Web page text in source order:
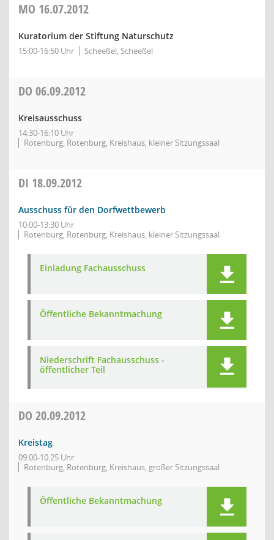
MO 16.07.2012
Kuratorium der Stiftung Naturschutz
15:00-16:50 Uhr Scheeßel, Scheeßel
DO 06.09.2012
Kreisausschuss
14:30-16:10 Uhr
Rotenburg, Rotenburg, Kreishaus, kleiner Sitzungssaal
DI 18.09.2012
Ausschuss für den Dorfwettbewerb
10:00-13:30 Uhr
Rotenburg, Rotenburg, Kreishaus, kleiner Sitzungssaal
Einladung Fachausschuss
Öffentliche Bekanntmachung
Niederschrift Fachausschuss -
öffentlicher Teil
DO 20.09.2012
Kreistag
09:00-10:25 Uhr
Rotenburg, Rotenburg, Kreishaus, großer Sitzungssaal
Öffentliche Bekanntmachung